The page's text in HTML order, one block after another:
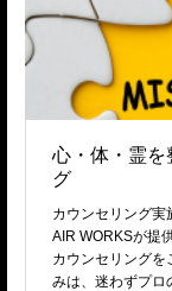
心・体・霊を
グ
カウンセリング実
AIR WORKSが提
カウンセリングを
みは、迷わずプロ